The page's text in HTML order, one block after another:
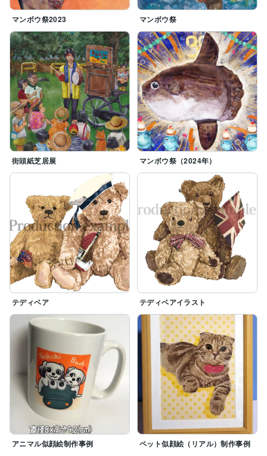
マンボウ祭2023 マンボウ祭
街頭紙芝居展 マンボウ祭（2024年）
テディベア テディベアイラスト
アニマル似顔絵制作事例 ペット似顔絵（リアル）制作事例